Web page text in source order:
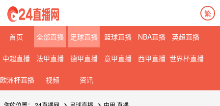
繁
首页 全部直播 足球直播 篮球直播 NBA直播 英超直播
中超直播 法甲直播 德甲直播 意甲直播 西甲直播 世界杯直播
欧洲杯直播 视频 资讯